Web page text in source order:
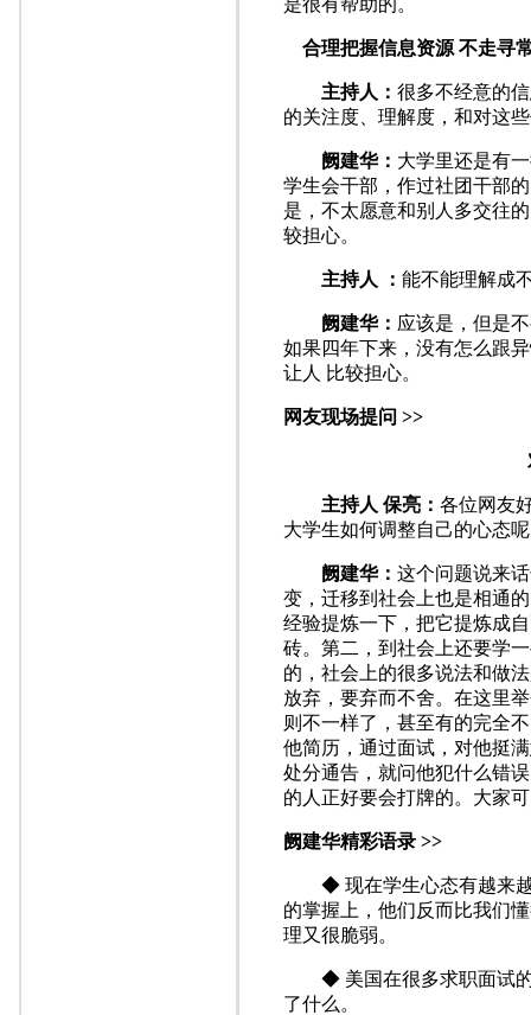
是很有帮助的。
合理把握信息资源 不走寻
主持人：很多不经意的
的关注度、理解度，和对这
阙建华： 大学里还是有
学生会干部，作过社团干部
是，不太愿意和别人多交往
较担心。
主持人 ：能不能理解成
阙建华： 应该是，但是
如果四年下来，没有怎么跟
让人 比较担心。
网友现场提问 >>
主持人 保亮：各位网友
大学生如何调整自己的心态
阙建华：这个问题说来
变，迁移到社会上也是相通
经验提炼一下，把它提炼成
砖。第二，到社会上还要学
的，社会上的很多说法和做
放弃，要弃而不舍。在这里
则不一样了，甚至有的完全
他简历，通过面试，对他挺
处分通告，就问他犯什么错
的人正好要会打牌的。大家
阙建华精彩语录 >>
◆ 现在学生心态有越来越
的掌握上，他们反而比我们
理又很脆弱。
◆ 美国在很多求职面试的
了什么。